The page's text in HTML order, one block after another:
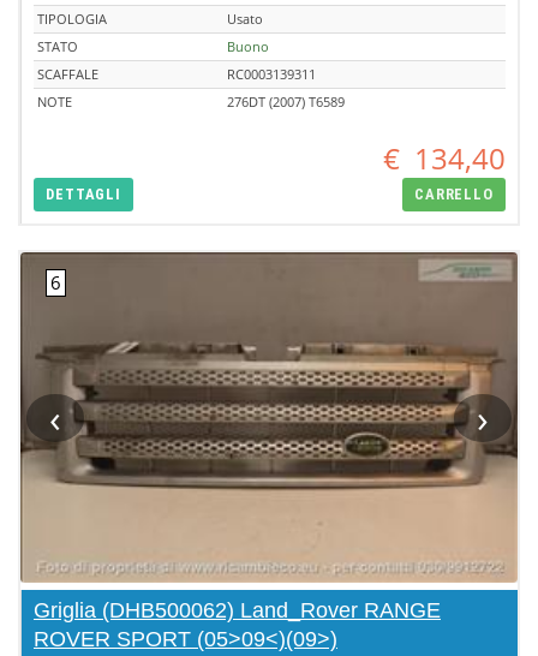
TIPOLOGIA
Usato
STATO
Buono
SCAFFALE
RC0003139311
NOTE
276DT (2007) T6589
€ 134,40
DETTAGLI CARRELLO
‹ ›
Griglia (DHB500062) Land_Rover RANGE
ROVER SPORT (05>09<)(09>)